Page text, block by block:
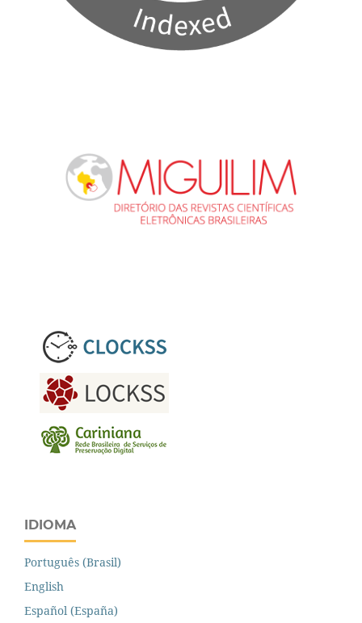
IDIOMA
Português (Brasil)
English
Español (España)